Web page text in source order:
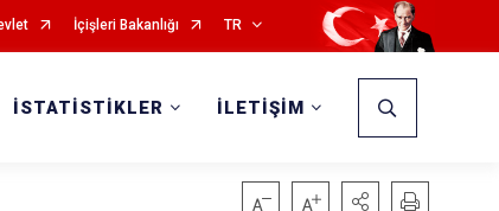
İçişleri Bakanlığı TR
İSTATİSTİKLER İLETİŞİM